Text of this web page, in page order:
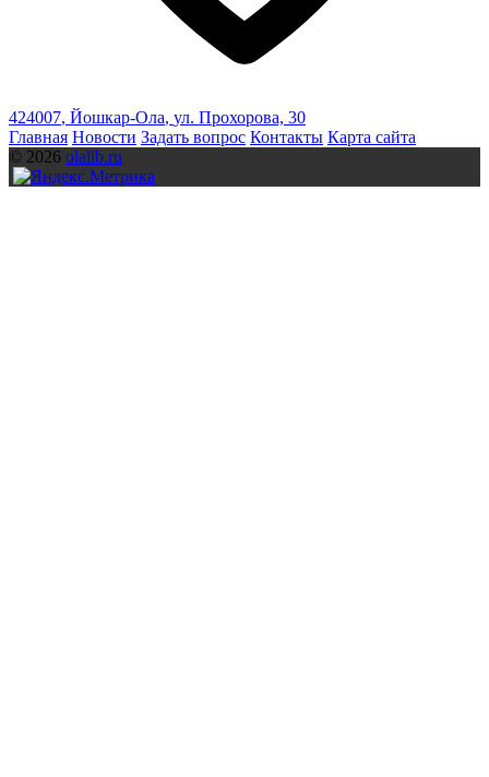
424007, Йошкар-Ола, ул. Прохорова, 30
Главная Новости Задать вопрос Контакты Карта сайта
© 2026 olalib.ru